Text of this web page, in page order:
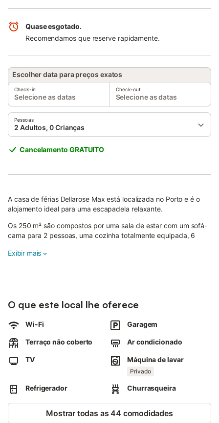
Quase esgotado.
Recomendamos que reserve rapidamente.
Escolher data para preços exatos
Check-in
Selecione as datas
Check-out
Selecione as datas
Pessoas
2 Adultos, 0 Crianças
Cancelamento GRATUITO
A casa de férias Dellarose Max está localizada no Porto e é o
alojamento ideal para uma escapadela relaxante.
Os 250 m² são compostos por uma sala de estar com um sofá-
cama para 2 pessoas, uma cozinha totalmente equipada, 6
pessoas.
máquina de lavar roupa e uma máquina de secar roupa.
Este aluguer de férias dispõe de uma área exterior privada com
3 terraços abertos e um churrasco.
Desfrute do espaço exterior e grelhe as suas refeições
favoritas.
Por favor, note que este alojamento é composto por 2
propriedades separadas no mesmo terreno.
Estão disponíveis 2 lugares de estacionamento numa garagem.
Não são permitidos animais de estimação, fumar e celebrar
Exibir mais
O que este local lhe oferece
Wi-Fi Garagem
Terraço não coberto Ar condicionado
TV Máquina de lavar
Privado
Refrigerador Churrasqueira
Mostrar todas as 44 comodidades